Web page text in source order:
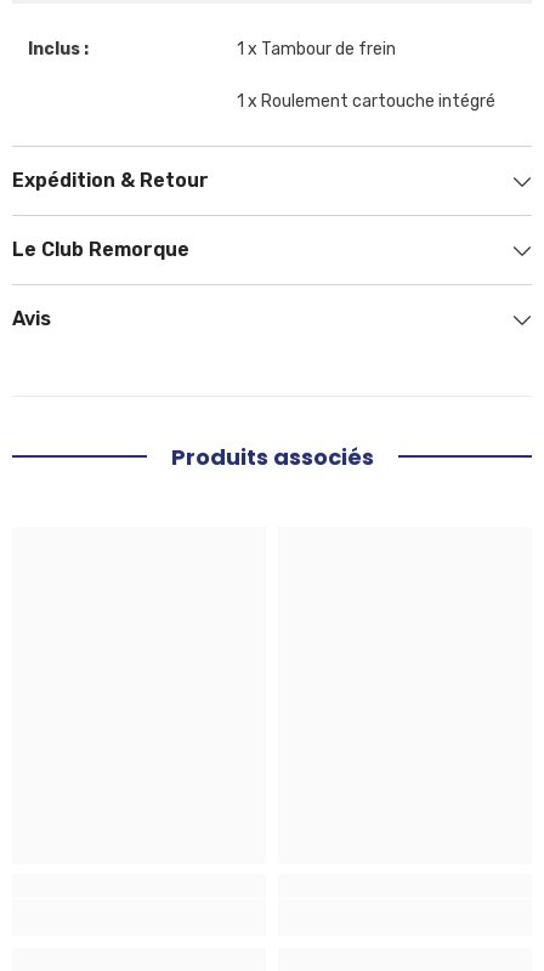
Inclus : 1 x Tambour de frein
1 x Roulement cartouche intégré
Expédition & Retour
Le Club Remorque
Avis
Produits associés